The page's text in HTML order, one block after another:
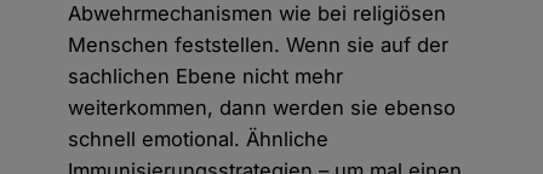
Abwehrmechanismen wie bei religiösen
Menschen feststellen. Wenn sie auf der
sachlichen Ebene nicht mehr
weiterkommen, dann werden sie ebenso
schnell emotional. Ähnliche